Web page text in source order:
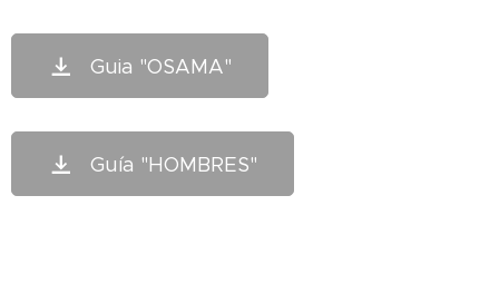
Guia "OSAMA"
Guía "HOMBRES"